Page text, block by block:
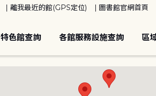
離我最近的館(GPS定位) 圖書館官網首頁
特色館查詢 各館服務設施查詢 區